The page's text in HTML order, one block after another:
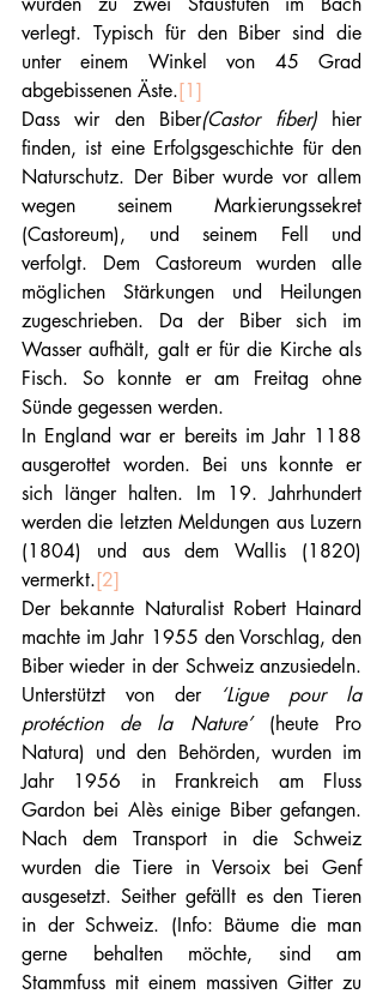
verlegt. Typisch für den Biber sind die
unter einem Winkel von 45 Grad
abgebissenen Äste.[1]
Dass wir den Biber(Castor fiber) hier
finden, ist eine Erfolgsgeschichte für den
Naturschutz. Der Biber wurde vor allem
wegen seinem Markierungssekret
(Castoreum), und seinem Fell und
verfolgt. Dem Castoreum wurden alle
möglichen Stärkungen und Heilungen
zugeschrieben. Da der Biber sich im
Wasser aufhält, galt er für die Kirche als
Fisch. So konnte er am Freitag ohne
Sünde gegessen werden.
In England war er bereits im Jahr 1188
ausgerottet worden. Bei uns konnte er
sich länger halten. Im 19. Jahrhundert
werden die letzten Meldungen aus Luzern
(1804) und aus dem Wallis (1820)
vermerkt.[2]
Der bekannte Naturalist Robert Hainard
machte im Jahr 1955 den Vorschlag, den
Biber wieder in der Schweiz anzusiedeln.
Unterstützt von der
‘Ligue pour la
protéction de la Nature’ (heute Pro
Natura) und den Behörden, wurden im
Jahr 1956 in Frankreich am Fluss
Gardon bei Alès einige Biber gefangen.
Nach dem Transport in die Schweiz
wurden die Tiere in Versoix bei Genf
ausgesetzt. Seither gefällt es den Tieren
in der Schweiz. (Info: Bäume die man
gerne behalten möchte, sind am
Stammfuss mit einem massiven Gitter zu